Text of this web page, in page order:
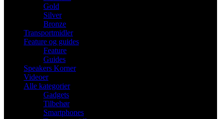
Gold
Silver
Bronze
Transportmidler
Feature og guides
Feature
Guides
Speakers Korner
Videoer
Alle kategorier
Gadgets
Tilbehør
Smartphones